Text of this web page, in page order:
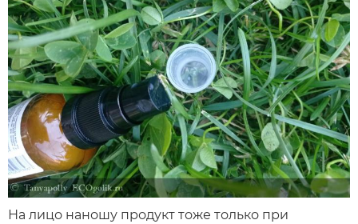
На лицо наношу продукт тоже только при